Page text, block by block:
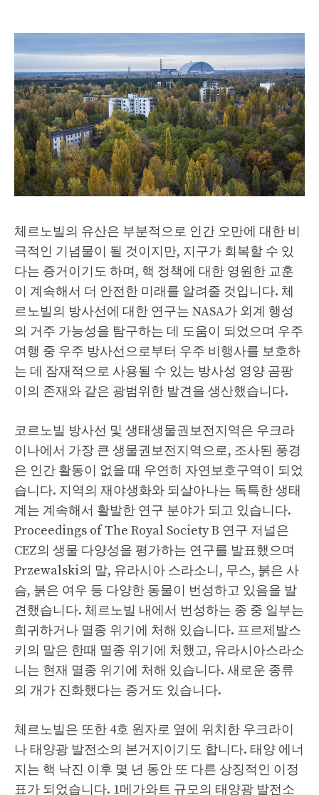
체르노빌의 유산은 부분적으로 인간 오만에 대한 비
극적인 기념물이 될 것이지만, 지구가 회복할 수 있
다는 증거이기도 하며, 핵 정책에 대한 영원한 교훈
이 계속해서 더 안전한 미래를 알려줄 것입니다. 체
르노빌의 방사선에 대한 연구는 NASA가 외계 행성
의 거주 가능성을 탐구하는 데 도움이 되었으며 우주
여행 중 우주 방사선으로부터 우주 비행사를 보호하
는 데 잠재적으로 사용될 수 있는 방사성 영양 곰팡
이의 존재와 같은 광범위한 발견을 생산했습니다.
코르노빌 방사선 및 생태생물권보전지역은 우크라
이나에서 가장 큰 생물권보전지역으로, 조사된 풍경
은 인간 활동이 없을 때 우연히 자연보호구역이 되었
습니다. 지역의 재야생화와 되살아나는 독특한 생태
계는 계속해서 활발한 연구 분야가 되고 있습니다.
Proceedings of The Royal Society B 연구 저널은
CEZ의 생물 다양성을 평가하는 연구를 발표했으며
Przewalski의 말, 유라시아 스라소니, 무스, 붉은 사
슴, 붉은 여우 등 다양한 동물이 번성하고 있음을 발
견했습니다. 체르노빌 내에서 번성하는 종 중 일부는
희귀하거나 멸종 위기에 처해 있습니다. 프르제발스
키의 말은 한때 멸종 위기에 처했고, 유라시아스라소
니는 현재 멸종 위기에 처해 있습니다. 새로운 종류
의 개가 진화했다는 증거도 있습니다.
체르노빌은 또한 4호 원자로 옆에 위치한 우크라이
나 태양광 발전소의 본거지이기도 합니다. 태양 에너
지는 핵 낙진 이후 몇 년 동안 또 다른 상징적인 이정
표가 되었습니다. 1메가와트 규모의 태양광 발전소